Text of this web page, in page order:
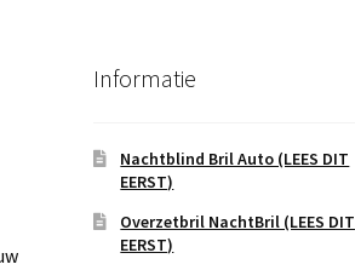
Informatie
Nachtblind Bril Auto (LEES DIT
EERST)
Overzetbril NachtBril (LEES DIT
EERST)